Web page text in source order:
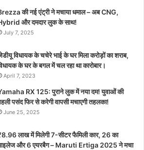
की नई एंट्री ने मचाया धमाल – अब CNG,
और दमदार लुक के साथ!
July 7, 2025
विधायक के चचेरे भाई के घर मिला करोड़ों का शराब,
के घर के बगल में चल रहा था कारोबार।
April 7, 2023
RX 125: पुराने लुक में नया दम! युवाओं की
पसंद फिर से करेगी वापसी मचाएगी तहलका!
June 25, 2025
लाख में मिलेगी 7-सीटर फैमिली कार, 26 का
और 6 एयरबैग – Maruti Ertiga 2025 ने मचा